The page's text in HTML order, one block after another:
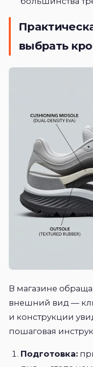
выбрать
В магазине
внешний вид —
и конструкции
пошаговая
Подготовка: